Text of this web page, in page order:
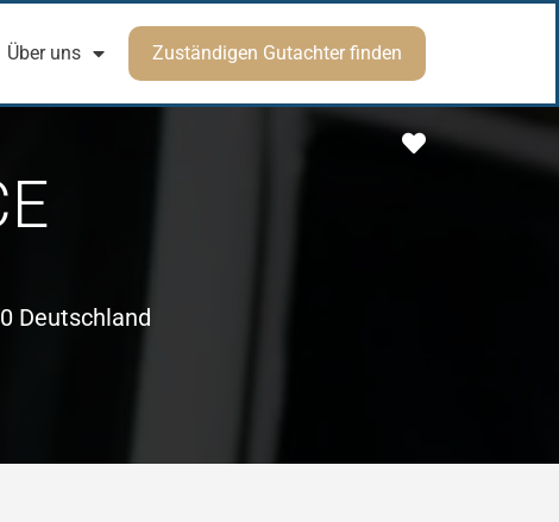
Über uns Zuständigen Gutachter finden
Favorit
Deutschland